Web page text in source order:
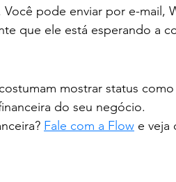
pode enviar por e-mail,
que ele está esperando a
mostrar status
do seu negócio.
Fale com a Flow e veja